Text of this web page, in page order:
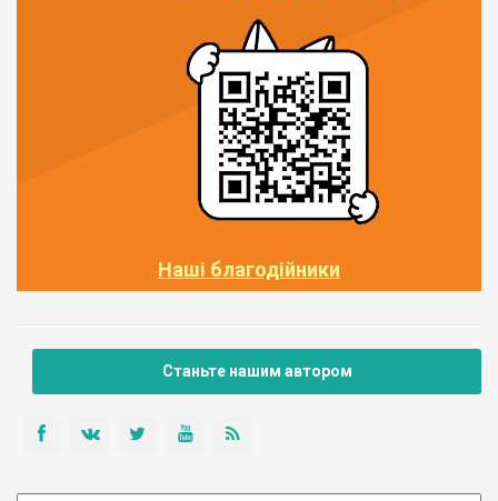
Наші благодійники
Станьте нашим автором